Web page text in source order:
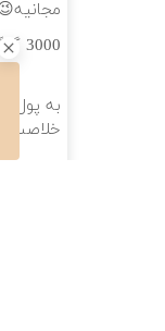
3000 گیگ اینترنت؛ فقط ماهی 100 هزار تومان
به پول
خلاصت